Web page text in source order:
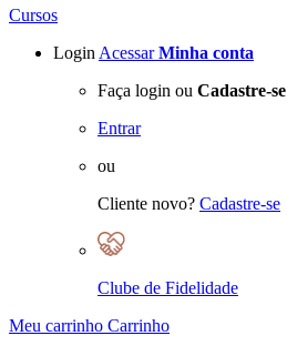
Cursos
Login Acessar Minha conta
Faça login ou Cadastre-se
Entrar
ou
Cliente novo? Cadastre-se
Clube de Fidelidade
Meu carrinho Carrinho